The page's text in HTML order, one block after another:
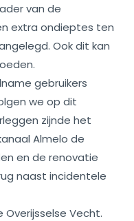
van de
extra ondieptes ten
Ook dit kan
gebruikers
we op dit
zijnde het
Almelo de
en de renovatie
naast incidentele
Vecht.